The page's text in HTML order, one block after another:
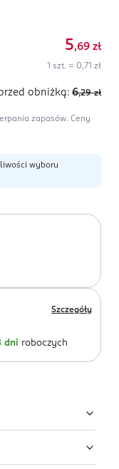
5,69 zł
1 szt. = 0,71 zł
obniżką: 6,29 zł
zapasów. Ceny
wyboru
Szczegóły
dni roboczych